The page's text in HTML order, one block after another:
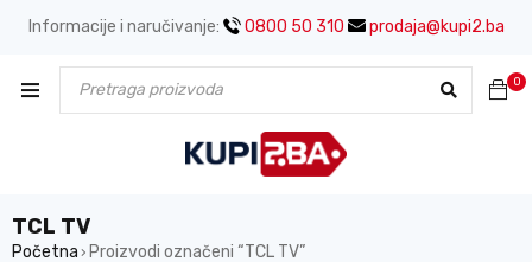
Informacije i naručivanje: 0800 50 310 prodaja@kupi2.ba
0
TCL TV
Početna › Proizvodi označeni “TCL TV”